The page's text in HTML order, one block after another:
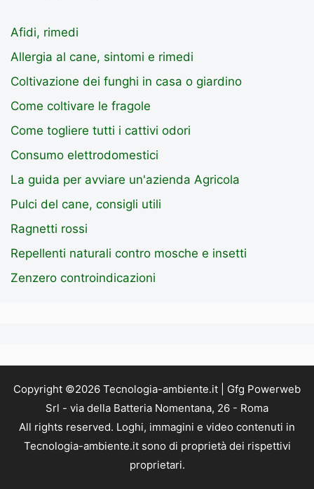
Afidi, rimedi
Allergia al cane, sintomi e rimedi
Coltivazione dei funghi in casa o giardino
Come coltivare le fragole
Come togliere tutti i cattivi odori
Consumo elettrodomestici
La guida per avviare un'azienda Agricola
Pulci del cane, consigli utili
Ragnetti rossi
Repellenti naturali contro mosche e insetti
Zenzero controindicazioni
Copyright ©2026 Tecnologia-ambiente.it | Gfg Powerweb
Srl - via della Batteria Nomentana, 26 - Roma
All rights reserved. Loghi, immagini e video contenuti in
Tecnologia-ambiente.it sono di proprietà dei rispettivi
proprietari.